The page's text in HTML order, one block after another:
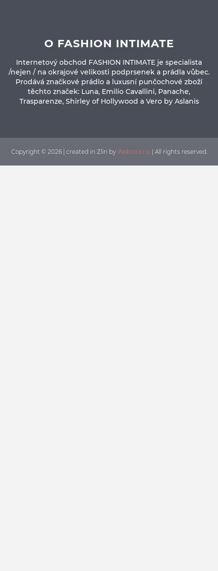
O FASHION INTIMATE
Internetový obchod FASHION INTIMATE je specialista
/nejen / na okrajové velikosti podprsenek a prádla vůbec.
Prodává značkové prádlo a luxusní punčochové zboží
těchto značek: Luna, Emilio Cavallini, Panache,
Trasparenze, Shirley of Hollywood a Vero by Aslanis
Copyright © 2026 | created in Zlin by Weboo s.r.o. | All rights reserved.